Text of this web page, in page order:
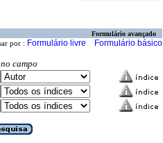
Formulário avançado
por : Formulário livre Formulário básico
no campo